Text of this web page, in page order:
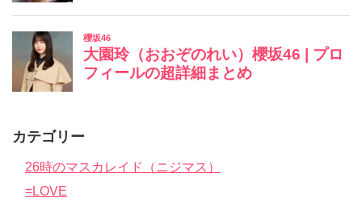
カテゴリー
26時のマスカレイド（ニジマス）
=LOVE